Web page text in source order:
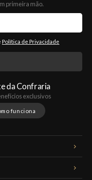
primeira mão.
Política de Privacidade
da Confraria
exclusivos
funciona